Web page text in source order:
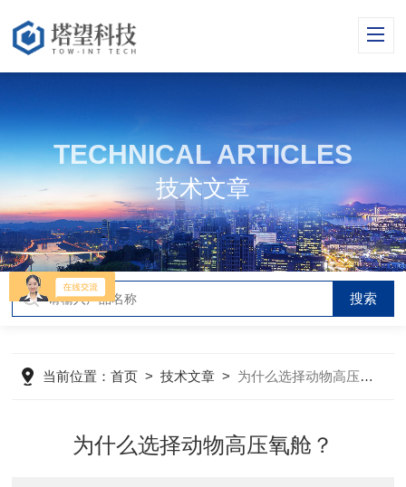
TECHNICAL ARTICLES
技术文章
当前位置：首页 >技术文章 > 为什么选择动物高压氧舱？
为什么选择动物高压氧舱？